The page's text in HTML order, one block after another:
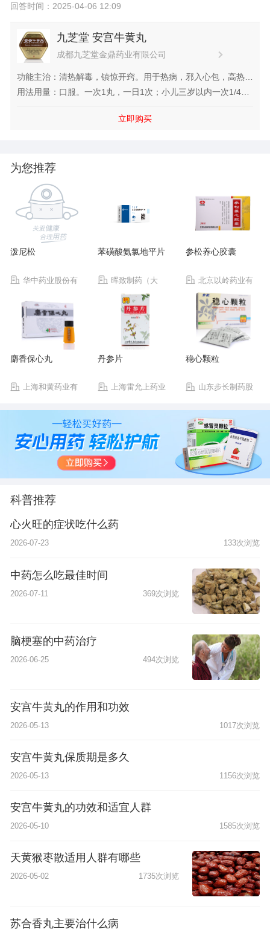
回答时间：2025-04-06 12:09
九芝堂 安宫牛黄丸
成都九芝堂金鼎药业有限公司
功能主治：清热解毒，镇惊开窍。用于热病，邪入心包，高热惊
厥，神昏谵语；中风昏迷及脑炎、脑膜炎、中毒性脑病、脑出
用法用量：口服。一次1丸，一日1次；小儿三岁以内一次1/4
立即购买
为您推荐
泼尼松
华中药业股份有
苯磺酸氨氯地平片
晖致制药（大
连）有限公司
参松养心胶囊
北京以岭药业有
限公司
麝香保心丸
上海和黄药业有
丹参片
上海雷允上药业
稳心颗粒
山东步长制药股
科普推荐
心火旺的症状吃什么药
2026-07-23 133次浏览
中药怎么吃最佳时间
2026-07-11 369次浏览
脑梗塞的中药治疗
2026-06-25 494次浏览
安宫牛黄丸的作用和功效
2026-05-13 1017次浏览
安宫牛黄丸保质期是多久
2026-05-13 1156次浏览
安宫牛黄丸的功效和适宜人群
2026-05-10 1585次浏览
天黄猴枣散适用人群有哪些
2026-05-02 1735次浏览
苏合香丸主要治什么病